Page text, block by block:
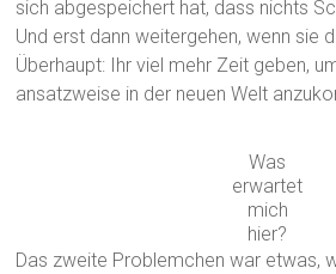
sich abgespeichert hat, dass nichts
Und erst dann weitergehen, wenn sie
Überhaupt: Ihr viel mehr Zeit geben,
ansatzweise in der neuen Welt
Was
erwartet
mich
hier?
Das zweite Problemchen war etwas,